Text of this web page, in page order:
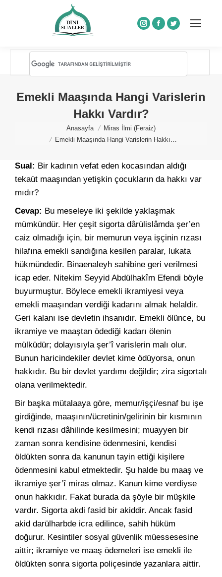
Instagram
Facebook
Twitter
Emekli Maaşında Hangi Varislerin
Hakkı Vardır?
Anasayfa
Miras İlmi (Feraiz)
Emekli Maaşında Hangi Varislerin Hakkı…
Sual: Bir kadının vefat eden kocasından aldığı
tekaüt maaşından yetişkin çocukların da hakkı var
mıdır?
Cevap: Bu meseleye iki şekilde yaklaşmak
mümkündür. Her çeşit sigorta dârülislâmda şer’en
caiz olmadığı için, bir memurun veya işçinin rızası
hilafına emekli sandığına kesilen paralar, lukata
hükmündedir. Binaenaleyh sahibine geri verilmesi
icap eder. Nitekim Seyyid Abdülhakîm Efendi böyle
buyurmuştur. Böylece emekli ikramiyesi veya
emekli maaşından verdiği kadarını almak helaldir.
Geri kalanı ise devletin ihsanıdır. Emekli ölünce, bu
ikramiye ve maaştan ödediği kadarı ölenin
mülküdür; dolayısıyla şer’î varislerin malı olur.
Bunun haricindekiler devlet kime ödüyorsa, onun
hakkıdır. Bu bir devlet yardımı değildir; zira sigortalı
olana verilmektedir.
Bir başka mütalaaya göre, memur/işçi/esnaf bu işe
girdiğinde, maaşının/ücretinin/gelirinin bir kısmının
kendi rızası dâhilinde kesilmesini; muayyen bir
zaman sonra kendisine ödenmesini, kendisi
öldükten sonra da kanunun tayin ettiği kişilere
ödenmesini kabul etmektedir. Şu halde bu maaş ve
ikramiye şer’î miras olmaz. Kanun kime verdiyse
onun hakkıdır. Fakat burada da şöyle bir müşkile
vardır. Sigorta akdi fasid bir akiddir. Ancak fasid
akid darülharbde icra edilince, sahih hüküm
doğurur. Kesintiler sosyal güvenlik müessesesine
aittir; ikramiye ve maaş ödemeleri ise emekli ile
öldükten sonra sigorta poliçesinde yazanlara aittir.